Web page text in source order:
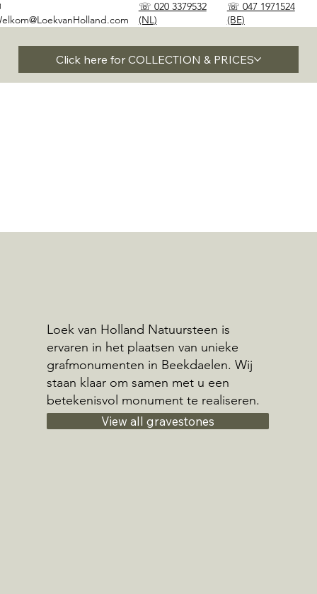
☏ 020 3379532
(NL)
☏ 047 1971524
(BE)
Click here for COLLECTION & PRICES
Loek van Holland Natuursteen is
ervaren in het plaatsen van unieke
grafmonumenten in Beekdaelen. Wij
staan klaar om samen met u een
betekenisvol monument te realiseren.
View all gravestones